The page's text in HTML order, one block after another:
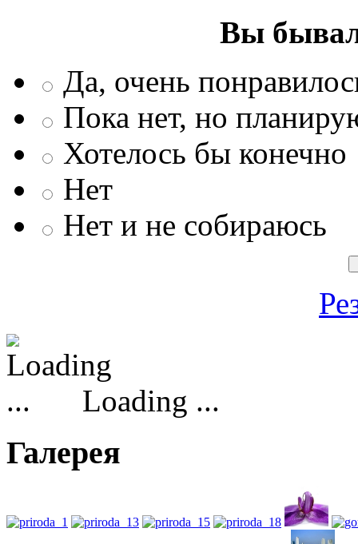
Вы
Да, очень
Пока нет, но
Хотелось бы конечно
Нет
Нет и не собираюсь
Loading ...
Галерея